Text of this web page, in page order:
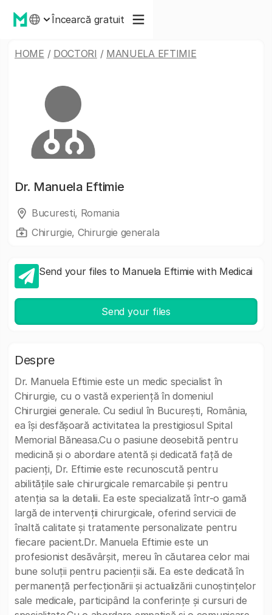
Încearcă gratuit
HOME / DOCTORI / MANUELA EFTIMIE
Dr. Manuela Eftimie
Bucuresti, Romania
Chirurgie, Chirurgie generala
Send your files to Manuela Eftimie with Medicai
Send your files
Despre
Dr. Manuela Eftimie este un medic specialist în
Chirurgie, cu o vastă experiență în domeniul
Chirurgiei generale. Cu sediul în București, România,
ea își desfășoară activitatea la prestigiosul Spital
Memorial Băneasa.Cu o pasiune deosebită pentru
medicină și o abordare atentă și dedicată față de
pacienți, Dr. Eftimie este recunoscută pentru
abilitățile sale chirurgicale remarcabile și pentru
atenția sa la detalii. Ea este specializată într-o gamă
largă de intervenții chirurgicale, oferind servicii de
înaltă calitate și tratamente personalizate pentru
fiecare pacient.Dr. Manuela Eftimie este un
profesionist desăvârșit, mereu în căutarea celor mai
bune soluții pentru pacienții săi. Ea este dedicată în
permanență perfecționării și actualizării cunoștințelor
sale medicale, participând la conferințe și cursuri de